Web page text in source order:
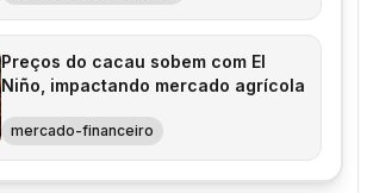
Preços do cacau sobem com El
Niño, impactando mercado agrícola
mercado-financeiro